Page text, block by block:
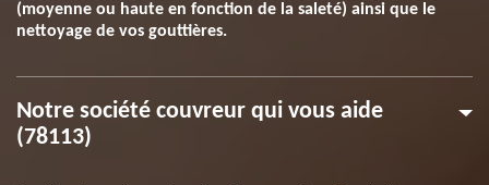
(moyenne ou haute en fonction de la saleté) ainsi que le
nettoyage de vos gouttières.
Notre société couvreur qui vous aide
(78113)